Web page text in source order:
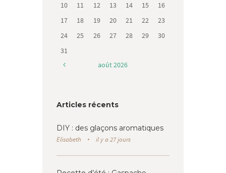
10
11 12 13 14 15
16
17
18 19 20 21 22
23
24
25 26 27 28 29
30
31
août2026
Articles récents
DIY : des glaçons aromatiques
Elisabeth il y a 27 jours